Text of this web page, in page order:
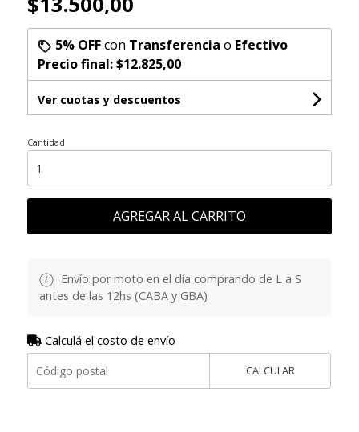
5% OFFcon Transferencia o Efectivo
Precio final:$12.825,00
Ver cuotas y descuentos
Cantidad
AGREGAR AL CARRITO
Envío por moto en el día comprando de L a S
antes de las 12hs (CABA y GBA)
Calculá el costo de envío
CALCULAR